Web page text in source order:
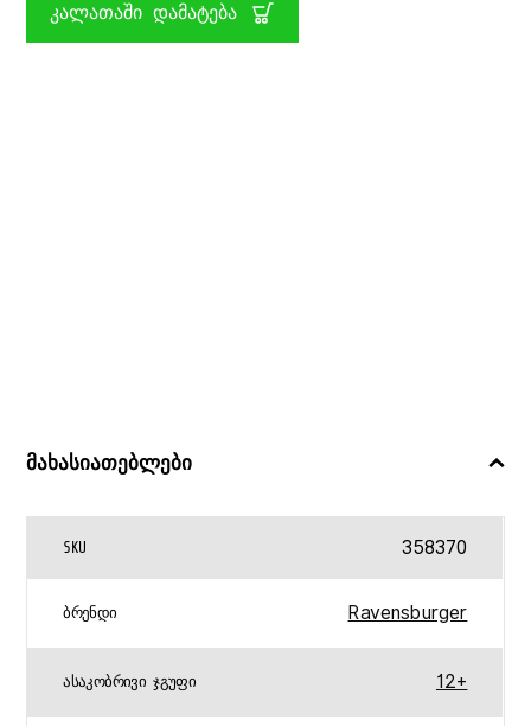
OF
RAVENSBURGER
ᲙᲐᲚᲐᲗᲐᲨᲘ ᲓᲐᲛᲐᲢᲔᲑᲐ
მახასიათებლები
SKU 358370
ᲑᲠᲔᲜᲓᲘ Ravensburger
ᲐᲡᲐᲙᲝᲑᲠᲘᲕᲘ ᲯᲒᲣᲤᲘ 12+